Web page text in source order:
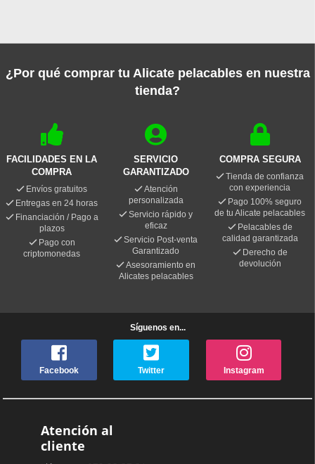
¿Por qué comprar tu Alicate pelacables en nuestra
tienda?
FACILIDADES EN LA
COMPRA
Envíos gratuitos
Entregas en 24 horas
Financiación / Pago a
plazos
Pago con
criptomonedas
SERVICIO
GARANTIZADO
Atención
personalizada
Servicio rápido y
eficaz
Servicio Post-venta
Garantizado
Asesoramiento en
Alicates pelacables
COMPRA SEGURA
Tienda de confianza
con experiencia
Pago 100% seguro
de tu Alicate pelacables
Pelacables de
calidad garantizada
Derecho de
devolución
Síguenos en...
Facebook Twitter Instagram
Atención al
cliente